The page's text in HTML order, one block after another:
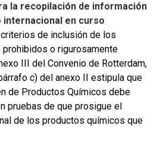
la recopilación de información
en curso
de inclusión de los
o rigurosamente
III del Convenio de Rotterdam,
c) del anexo II estipula que
de Productos Químicos debe
pruebas de que prosigue el
de los productos químicos que